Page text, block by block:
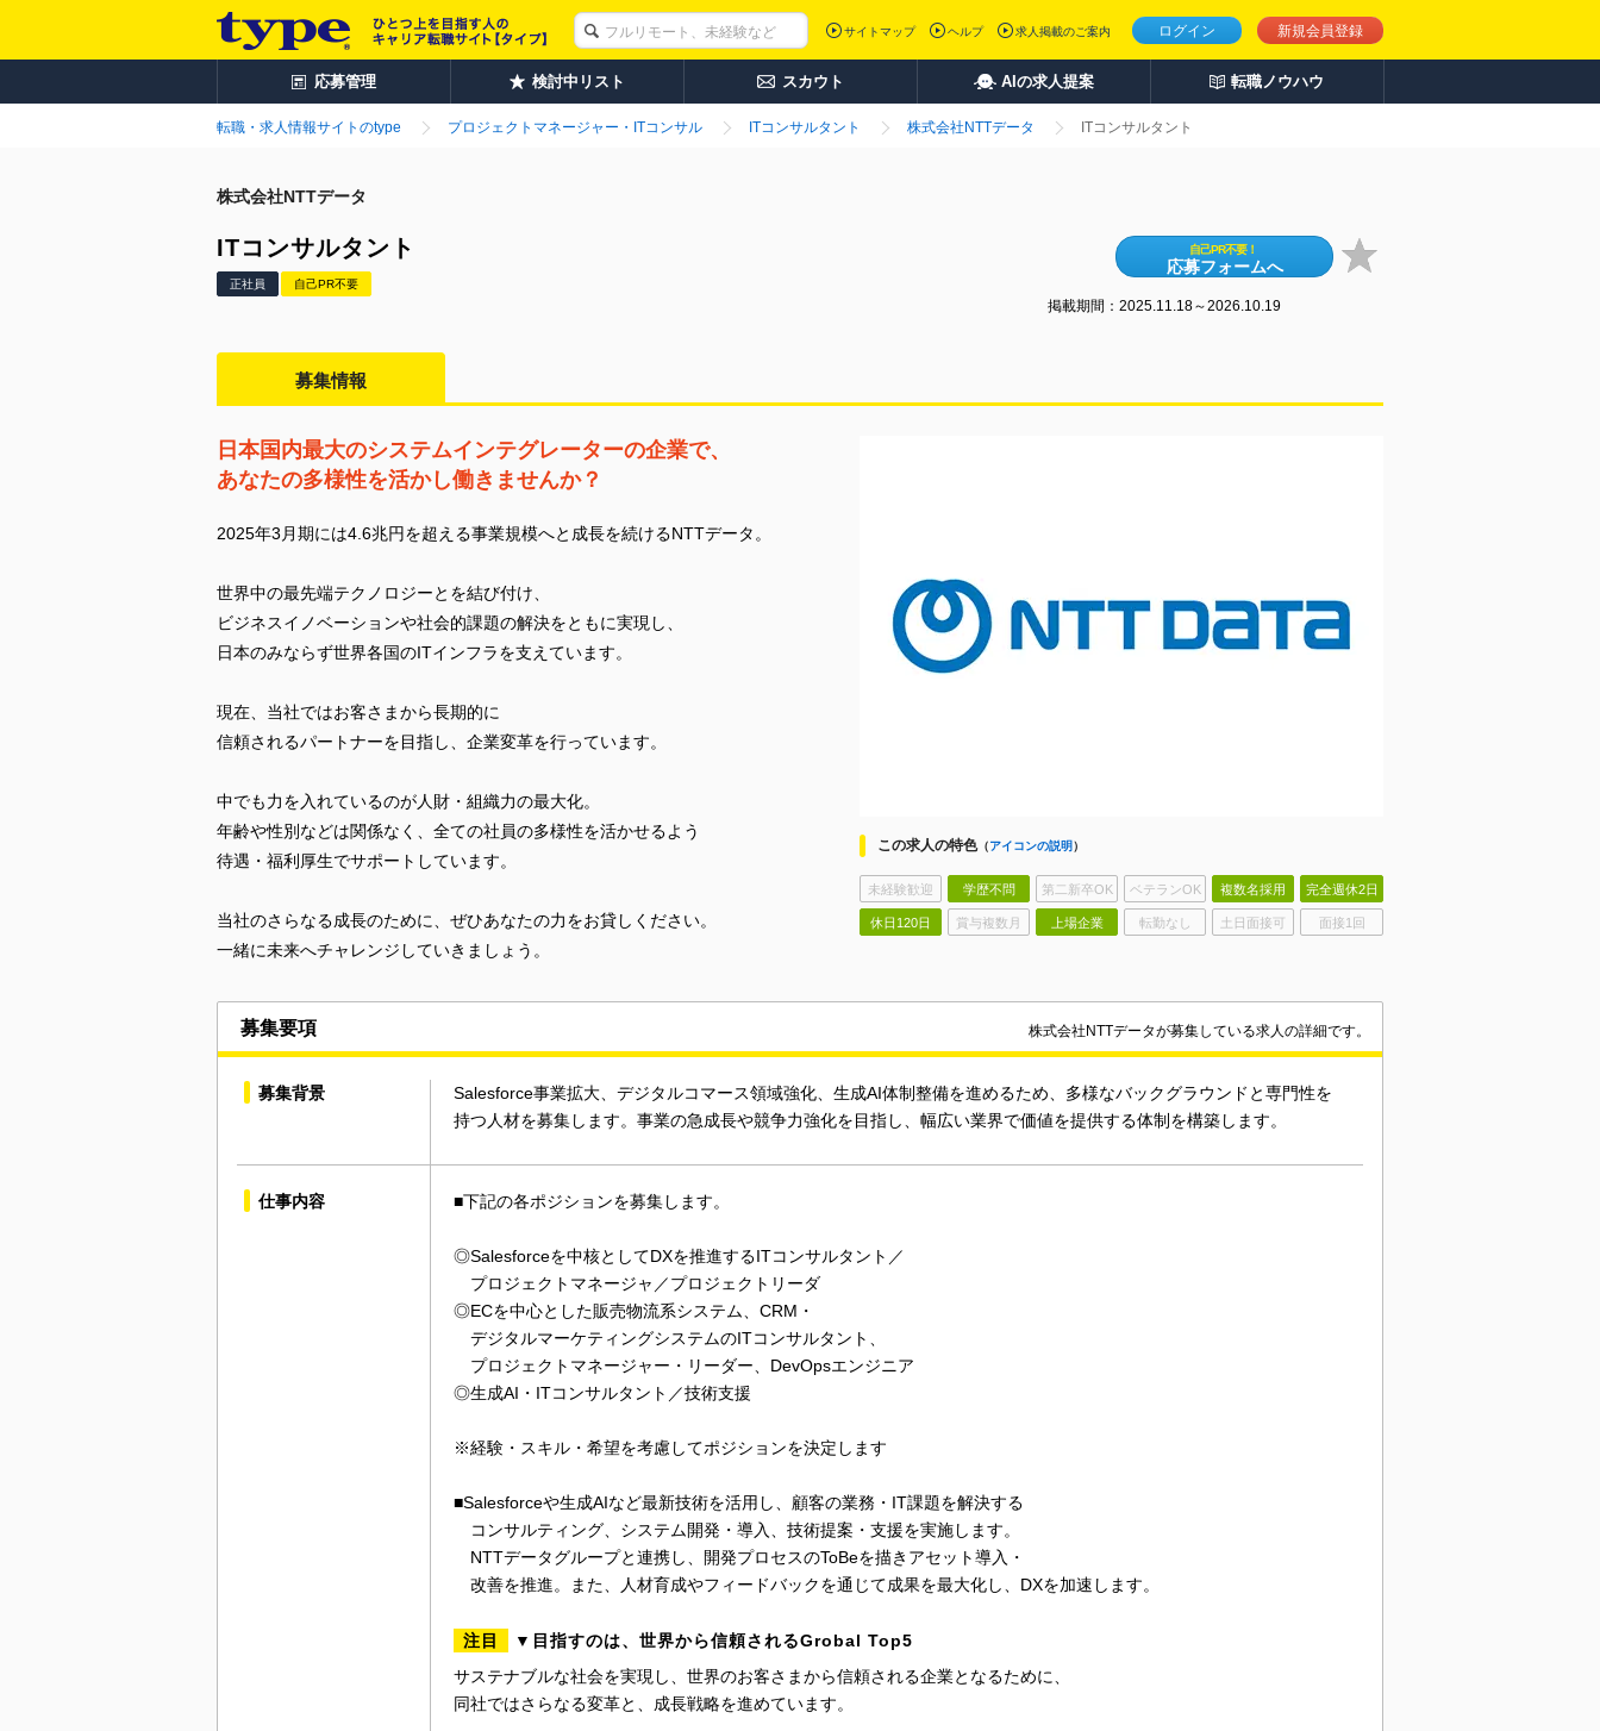
ログイン 新規会員登録
サイトマップ ヘルプ 求人掲載のご案内
応募管理 検討中リスト スカウト AIの求人提案 転職ノウハウ
転職・求人情報サイトのtype プロジェクトマネージャー・ITコンサル ITコンサルタント 株式会社NTTデータ ITコンサルタント
株式会社NTTデータ
ITコンサルタント
正社員 自己PR不要
自己PR不要！
応募フォームへ
掲載期間：2025.11.18～2026.10.19
募集情報
この求人の特色（アイコンの説明）
未経験歓迎 学歴不問 第二新卒OK ベテランOK 複数名採用 完全週休2日
休日120日 賞与複数月 上場企業 転勤なし 土日面接可 面接1回
日本国内最大のシステムインテグレーターの企業で、
あなたの多様性を活かし働きませんか？
2025年3月期には4.6兆円を超える事業規模へと成長を続けるNTTデータ。
世界中の最先端テクノロジーとを結び付け、
ビジネスイノベーションや社会的課題の解決をともに実現し、
日本のみならず世界各国のITインフラを支えています。
現在、当社ではお客さまから長期的に
信頼されるパートナーを目指し、企業変革を行っています。
中でも力を入れているのが人財・組織力の最大化。
年齢や性別などは関係なく、全ての社員の多様性を活かせるよう
待遇・福利厚生でサポートしています。
当社のさらなる成長のために、ぜひあなたの力をお貸しください。
一緒に未来へチャレンジしていきましょう。
募集要項 株式会社NTTデータが募集している求人の詳細です。
募集背景
Salesforce事業拡大、デジタルコマース領域強化、生成AI体制整備を進めるため、多様なバックグラウンドと専門性を
持つ人材を募集します。事業の急成長や競争力強化を目指し、幅広い業界で価値を提供する体制を構築します。
仕事内容 ■下記の各ポジションを募集します。
◎Salesforceを中核としてDXを推進するITコンサルタント／
プロジェクトマネージャ／プロジェクトリーダ
◎ECを中心とした販売物流系システム、CRM・
デジタルマーケティングシステムのITコンサルタント、
プロジェクトマネージャー・リーダー、DevOpsエンジニア
◎生成AI・ITコンサルタント／技術支援
※経験・スキル・希望を考慮してポジションを決定します
■Salesforceや生成AIなど最新技術を活用し、顧客の業務・IT課題を解決する
コンサルティング、システム開発・導入、技術提案・支援を実施します。
NTTデータグループと連携し、開発プロセスのToBeを描きアセット導入・
改善を推進。また、人材育成やフィードバックを通じて成果を最大化し、DXを加速します。
注目
▼目指すのは、世界から信頼されるGrobal Top5
サステナブルな社会を実現し、世界のお客さまから信頼される企業となるために、
同社ではさらなる変革と、成長戦略を進めています。